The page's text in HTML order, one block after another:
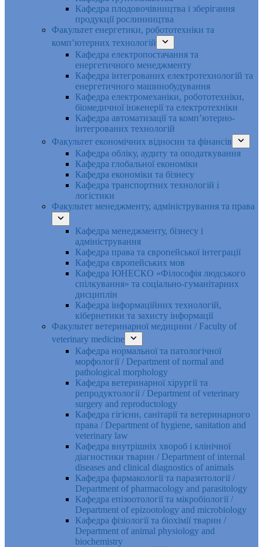
Кафедра плодовочівництва і зберігання
продукції рослинництва
Факультет енергетики, робототехніки та
комп’ютерних технологій
Кафедра електропостачання та
енергетичного менеджменту
Кафедра інтегрованих електротехнологій та
енергетичного машинобудування
Кафедра електромеханіки, робототехніки,
біомедичної інженерії та електротехніки
Кафедра автоматизації та комп’ютерно-
інтегрованих технологій
Факультет економічних відносин та фінансів
Кафедра обліку, аудиту та оподаткування
Кафедра глобальної економіки
Кафедра економіки та бізнесу
Кафедра транспортних технологій і
логістики
Факультет менеджменту, адміністрування та права
Кафедра менеджменту, бізнесу і
адміністрування
Кафедра права та європейської інтеграції
Кафедра європейських мов
Кафедра ЮНЕСКО «Філософія людського
спілкування» та соціально-гуманітарних
дисциплін
Кафедра інформаційних технологій,
кібернетики та захисту інформації
Факультет ветеринарної медицини / Faculty of
veterinary medicine
Кафедра нормальної та патологічної
морфології / Department of normal and
pathological morphology
Кафедра ветеринарної хірургії та
репродуктології / Department of veterinary
surgery and reproductology
Кафедра гігієни, санітарії та ветеринарного
права / Department of hygiene, sanitation and
veterinary law
Кафедра внутрішніх хвороб і клінічної
діагностики тварин / Department of internal
diseases and clinical diagnostics of animals
Кафедра фармакології та паразитології /
Department of pharmacology and parasitology
Кафедра епізоотології та мікробіології /
Department of epizootology and microbiology
Кафедра фізіології та біохімії тварин /
Department of animal physiology and
biochemistry